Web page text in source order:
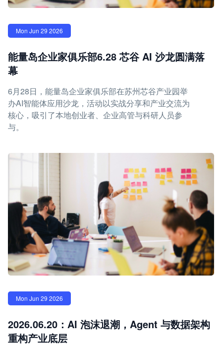
Mon Jun 29 2026
能量岛企业家俱乐部6.28 芯谷 AI 沙龙圆满落
幕
6月28日，能量岛企业家俱乐部在苏州芯谷产业园举
办AI智能体应用沙龙，活动以实战分享和产业交流为
核心，吸引了本地创业者、企业高管与科研人员参
与。
Mon Jun 29 2026
2026.06.20：AI 泡沫退潮，Agent 与数据架构
重构产业底层